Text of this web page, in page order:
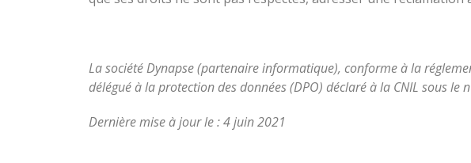
La société Dynapse (partenaire informatique), conforme à la
délégué à la protection des données (DPO) déclaré à la CNIL sous le
Dernière mise à jour le : 4 juin 2021